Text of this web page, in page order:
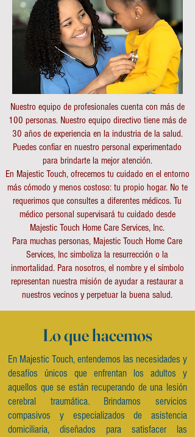
Nuestro equipo de profesionales cuenta con más de
100 personas. Nuestro equipo directivo tiene más de
30 años de experiencia en la industria de la salud.
Puedes confiar en nuestro personal experimentado
para brindarte la mejor atención.
En Majestic Touch, ofrecemos tu cuidado en el entorno
más cómodo y menos costoso: tu propio hogar. No te
requerimos que consultes a diferentes médicos. Tu
médico personal supervisará tu cuidado desde
Majestic Touch Home Care Services, Inc.
Para muchas personas, Majestic Touch Home Care
Services, Inc simboliza la resurrección o la
inmortalidad. Para nosotros, el nombre y el símbolo
representan nuestra misión de ayudar a restaurar a
nuestros vecinos y perpetuar la buena salud.
Lo que hacemos
En Majestic Touch, entendemos las necesidades y
desafíos únicos que enfrentan los adultos y
aquellos que se están recuperando de una lesión
cerebral traumática. Brindamos servicios
compasivos y especializados de asistencia
domiciliaria, diseñados para satisfacer las